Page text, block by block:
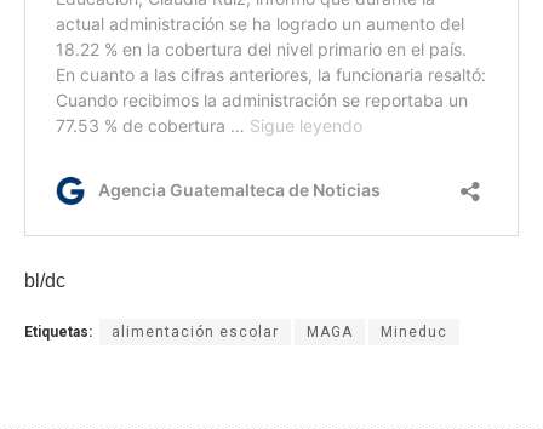
bl/dc
Etiquetas: alimentación escolar MAGA Mineduc